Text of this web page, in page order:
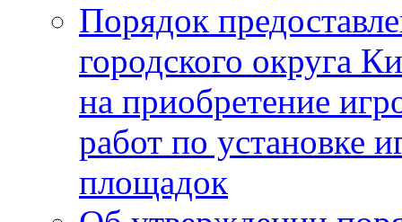
Порядок
городского округа
на приобретение
работ по установке
площадок